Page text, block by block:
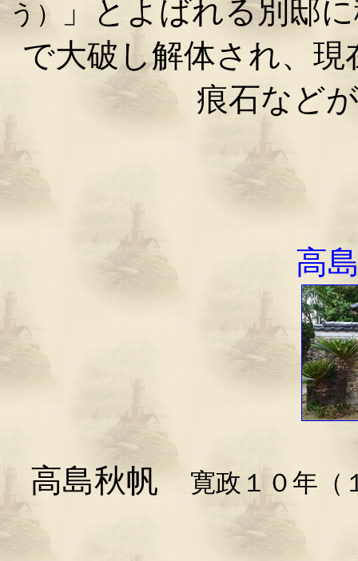
う）
」とよばれる別邸
で大破し解体され、
痕石など
高
高島秋帆 寛政１０年（